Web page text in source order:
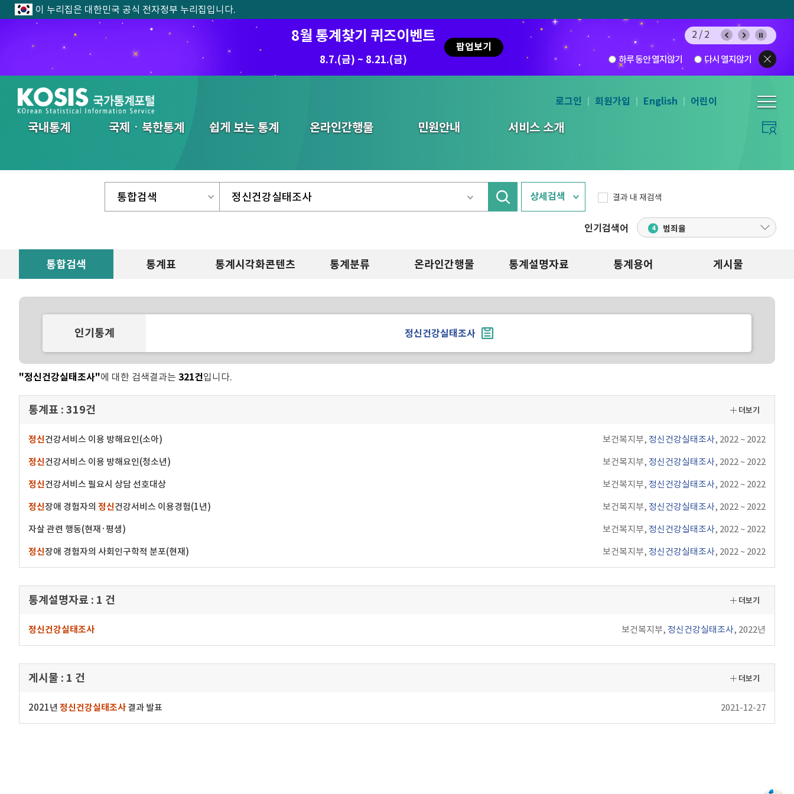
이 누리집은 대한민국 공식 전자정부 누리집입니다.
2026.7.29 ~ 8.7
8월 통계찾기 퀴즈이벤트
8.7.(금) ~ 8.21.(금)
팝업보기
2/2
하루 동안 열지않기 다시 열지않기
국내통계 국제ㆍ북한통계 쉽게 보는 통계 온라인간행물 민원안내 서비스 소개
로그인 회원가입 English 어린이
상세검색 결과 내 재검색
인기검색어
인기검
색어
4 범죄율
통합검색 통계표 통계시각화콘텐츠 통계분류 온라인간행물 통계설명자료 통계용어 게시물
인기통계 정신건강실태조사
"정신건강실태조사"에 대한 검색결과는 321건입니다.
통계표 : 319건
정신건강서비스 이용 방해요인(소아) 보건복지부, 정신건강실태조사, 2022 ~ 2022
정신건강서비스 이용 방해요인(청소년) 보건복지부, 정신건강실태조사, 2022 ~ 2022
정신건강서비스 필요시 상담 선호대상 보건복지부, 정신건강실태조사, 2022 ~ 2022
정신장애 경험자의 정신건강서비스 이용경험(1년) 보건복지부, 정신건강실태조사, 2022 ~ 2022
자살 관련 행동(현재·평생)
보건복지부, 정신건강실태조사, 2022 ~ 2022
정신장애 경험자의 사회인구학적 분포(현재) 보건복지부, 정신건강실태조사, 2022 ~ 2022
더보기
통계설명자료 : 1 건
정신건강실태조사 보건복지부, 정신건강실태조사, 2022년
더보기
게시물 : 1 건
2021년 정신건강실태조사 결과 발표 2021-12-27
더보기